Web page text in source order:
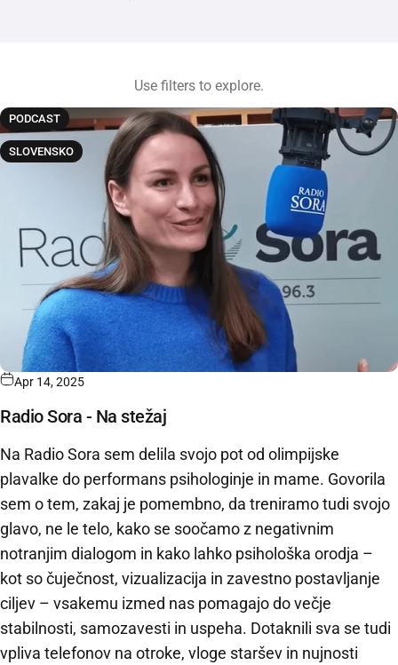
Use filters to explore.
PODCAST
SLOVENSKO
Apr 14, 2025
Radio Sora - Na stežaj
Na Radio Sora sem delila svojo pot od olimpijske
plavalke do performans psihologinje in mame. Govorila
sem o tem, zakaj je pomembno, da treniramo tudi svojo
glavo, ne le telo, kako se soočamo z negativnim
notranjim dialogom in kako lahko psihološka orodja –
kot so čuječnost, vizualizacija in zavestno postavljanje
ciljev – vsakemu izmed nas pomagajo do večje
stabilnosti, samozavesti in uspeha. Dotaknili sva se tudi
vpliva telefonov na otroke, vloge staršev in nujnosti